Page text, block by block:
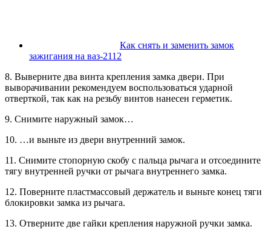
Как снять и заменить замок
зажигания на ваз-2112
8. Выверните два винта крепления замка двери. При
выворачивании рекомендуем воспользоваться ударной
отверткой, так как на резьбу винтов нанесен герметик.
9. Снимите наружный замок…
10. …и выньте из двери внутренний замок.
11. Снимите стопорную скобу с пальца рычага и отсоедините
тягу внутренней ручки от рычага внутреннего замка.
12. Поверните пластмассовый держатель и выньте конец тяги
блокировки замка из рычага.
13. Отверните две гайки крепления наружной ручки замка.